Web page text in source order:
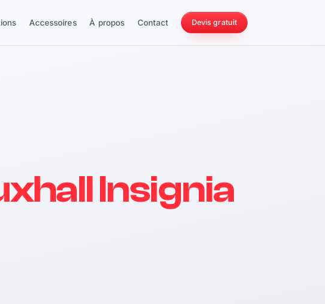
Accessoires À propos Contact Devis gratuit
228 Nm
Insignia